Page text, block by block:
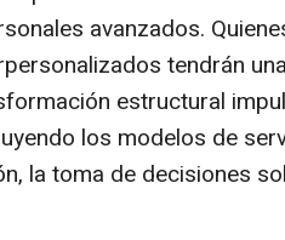
avanzados.
tendrán
estructural
los modelos de
la toma de decisiones